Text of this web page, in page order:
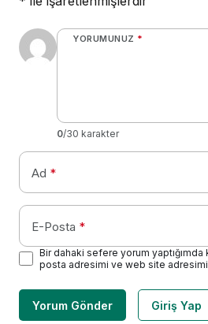
YORUMUNUZ *
0/30 karakter
Ad *
E-Posta *
Bir dahaki sefere yorum yaptığımda
posta adresimi ve web site adresimi
Yorum Gönder Giriş Yap